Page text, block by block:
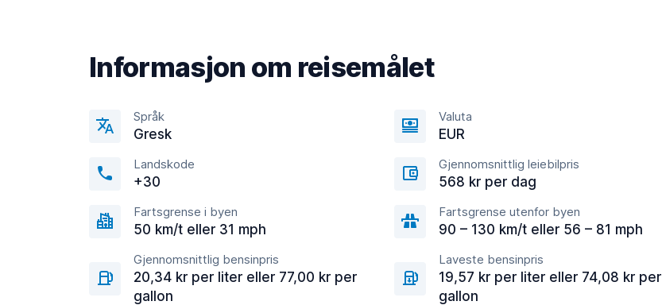
Informasjon om reisemålet
Språk
Gresk
Valuta
EUR
Landskode
+30
Gjennomsnittlig leiebilpris
568 kr per dag
Fartsgrense i byen
50 km/t eller 31 mph
Fartsgrense utenfor byen
90 – 130 km/t eller 56 – 81 mph
Gjennomsnittlig bensinpris
20,34 kr per liter eller 77,00 kr per
gallon
Laveste bensinpris
19,57 kr per liter eller 74,08 kr per
gallon